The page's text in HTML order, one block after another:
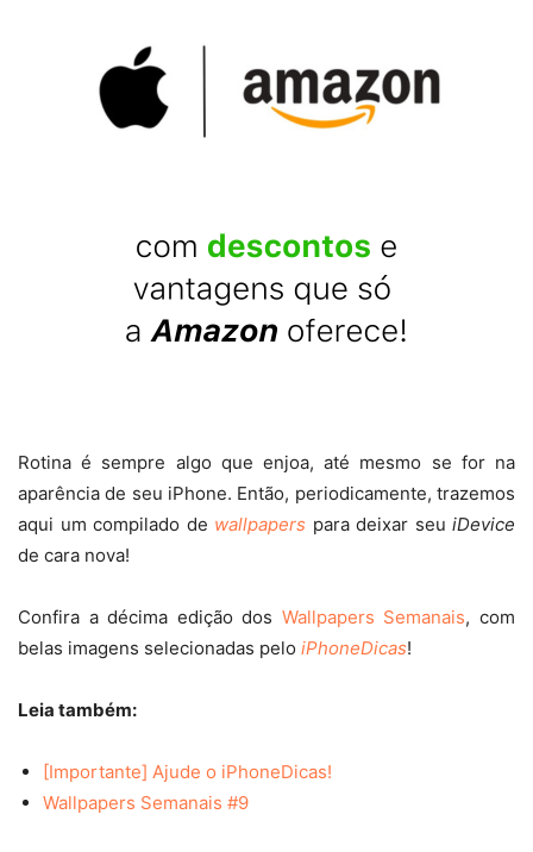
Rotina é sempre algo que enjoa, até mesmo se for na
aparência de seu iPhone. Então, periodicamente, trazemos
aqui um compilado de wallpapers para deixar seu iDevice
de cara nova!
Confira a décima edição dos Wallpapers Semanais, com
belas imagens selecionadas pelo iPhoneDicas!
Leia também:
[Importante] Ajude o iPhoneDicas!
Wallpapers Semanais #9